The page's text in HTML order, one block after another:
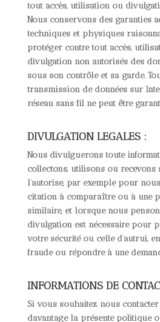
tout accès, utilisation ou
Nous conservons des garanties
techniques et physiques
protéger contre tout accès,
divulgation non autorisés des
sous son contrôle et sa garde.
transmission de données sur
réseau sans fil ne peut être
DIVULGATION LEGALES :
Nous divulguerons toute
collectons, utilisons ou
l’autorise, par exemple pour
citation à comparaître ou à une
similaire, et lorsque nous
divulgation est nécessaire pour
votre sécurité ou celle d’autrui,
fraude ou répondre à une
INFORMATIONS DE
Si vous souhaitez nous
davantage la présente politique